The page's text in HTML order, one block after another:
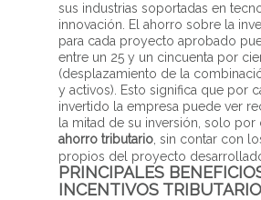
sus industrias soportadas en
innovación. El ahorro sobre la
para cada proyecto aprobado
entre un 25 y un cincuenta por
(desplazamiento de la
y activos). Esto significa que por
invertido la empresa puede ver
la mitad de su inversión, solo por
ahorro tributario , sin contar con
propios del proyecto
PRINCIPALES
INCENTIVOS